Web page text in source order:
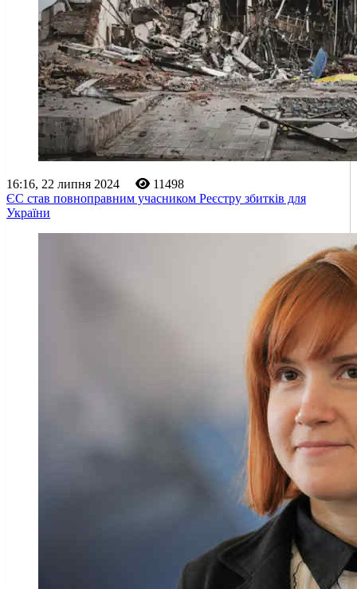
16:16, 22 липня 2024
11498
ЄС став повноправним учасником Реєстру збитків для
України